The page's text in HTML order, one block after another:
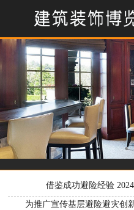
借鉴成功避险经验
为推广宣传基层避险避灾创